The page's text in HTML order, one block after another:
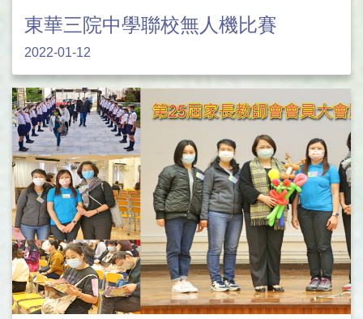
東華三院中學聯校無人機比賽
2022-01-12